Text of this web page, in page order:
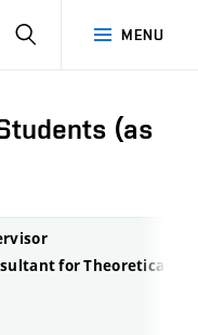
MENU
SEARCH
(as
for Theoretical